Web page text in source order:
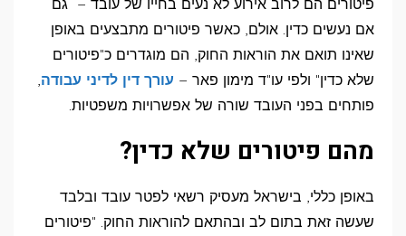
פיטורים הם לרוב אירוע לא נעים בחייו של עובד – גם
אם נעשים כדין. אולם, כאשר פיטורים מתבצעים באופן
שאינו תואם את הוראות החוק, הם מוגדרים כ"פיטורים
שלא כדין" ולפי עו"ד מימון פאר – עורך דין לדיני עבודה,
פותחים בפני העובד שורה של אפשרויות משפטיות.
מהם פיטורים שלא כדין?
באופן כללי, בישראל מעסיק רשאי לפטר עובד ובלבד
שעשה זאת בתום לב ובהתאם להוראות החוק. "פיטורים